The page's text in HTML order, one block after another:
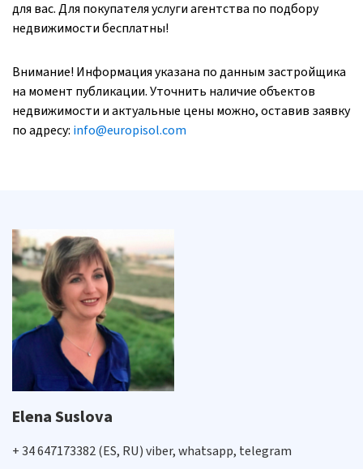
для вас. Для покупателя услуги агентства по подбору
недвижимости бесплатны!
Внимание! Информация указана по данным застройщика
на момент публикации. Уточнить наличие объектов
недвижимости и актуальные цены можно, оставив заявку
по адресу: info@europisol.com
Elena Suslova
+ 34 647173382 (ES, RU) viber, whatsapp, telegram